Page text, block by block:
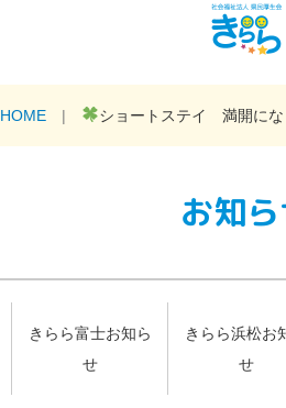
HOME ショートステイ 満開にな
お知
きらら富士お知ら
せ
きらら浜松お
せ